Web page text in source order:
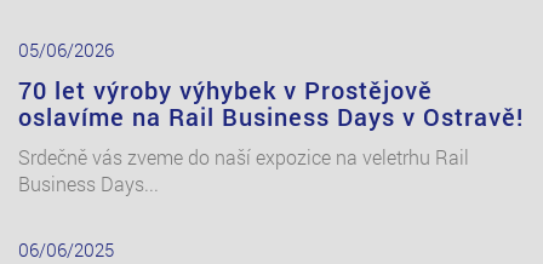
05 06/2026
70 let výroby výhybek v Prostějově
oslavíme na Rail Business Days v Ostravě!
Srdečně vás zveme do naší expozice na veletrhu Rail
Business Days...
06 06/2025